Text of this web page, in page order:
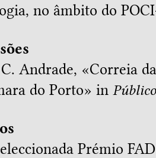
no âmbito do
Andrade, «Correia
do Porto» in Público
Prémio